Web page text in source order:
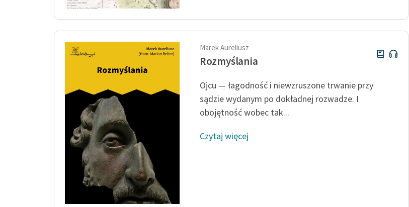
Marek Aureliusz
Rozmyślania
Ojcu — łagodność i niewzruszone trwanie przy
sądzie wydanym po dokładnej rozwadze. I
obojętność wobec tak...
Czytaj więcej